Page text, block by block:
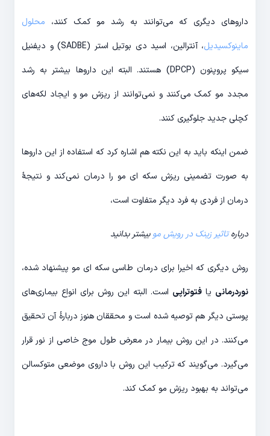
داروهای دیگری که می‌توانند به رشد مو کمک کنند، محلول
ماینوکسیدیل
، آنترالین، اسید دی بوتیل استر (SADBE) و دیفنیل
سیکو پروپنون (DPCP) هستند. البته این داروها بیشتر به رشد
مجدد مو کمک می‌کنند و نمی‌توانند از ریزش مو و ایجاد لکه‌های
کچلی جدید جلوگیری کنند.
ضمن اینکه باید به این نکته هم اشاره کرد که استفاده از این داروها
به صورت تضمینی ریزش سکه ای مو را درمان نمی‌کند و نتیجۀ
درمان از فردی به فرد دیگر متفاوت است،
دربارهتاثیر زینک در رویش موبیشتر بدانید
روش دیگری که اخیرا برای درمان طاسی سکه ای مو پیشنهاد شده،
نوردرمانی یا فتوتراپی است. البته این روش برای انواع بیماری‌های
پوستی دیگر هم توصیه شده است و محققان هنوز دربارۀ آن تحقیق
می‌کنند. در این روش بیمار در معرض طول موج خاصی از نور قرار
می‌گیرد. می‌گویند که ترکیب این روش با داروی موضعی متوکسالن
می‌تواند به بهبود ریزش مو کمک کند.